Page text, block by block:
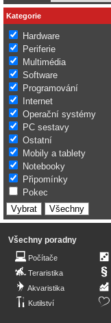
Kategorie
Hardware
Periferie
Multimédia
Software
Programování
Internet
Operační systémy
PC sestavy
Ostatní
Mobily a tablety
Notebooky
Připomínky
Pokec
Všechny poradny
Počítače
Teraristika
Akvaristika
Kutilství